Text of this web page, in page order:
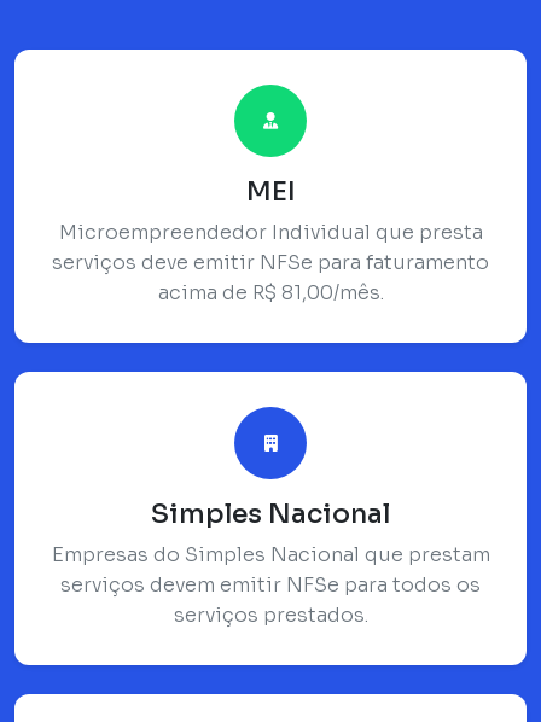
MEI
Microempreendedor Individual que presta
serviços deve emitir NFSe para faturamento
acima de R$ 81,00/mês.
Simples Nacional
Empresas do Simples Nacional que prestam
serviços devem emitir NFSe para todos os
serviços prestados.